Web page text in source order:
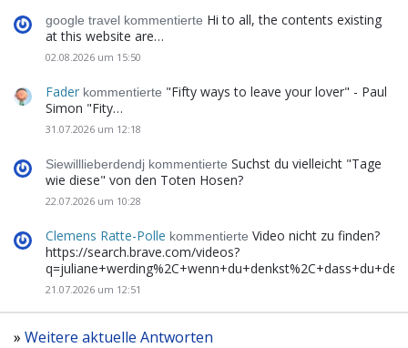
google travel kommentierte Hi to all, the contents existing
at this website are…
02.08.2026 um 15:50
Fader kommentierte "Fifty ways to leave your lover" - Paul
Simon "Fity…
31.07.2026 um 12:18
Siewilllieberdendj kommentierte Suchst du vielleicht "Tage
wie diese" von den Toten Hosen?
22.07.2026 um 10:28
Clemens Ratte-Polle kommentierte Video nicht zu finden?
https://search.brave.com/videos?
21.07.2026 um 12:51
» Weitere aktuelle Antworten